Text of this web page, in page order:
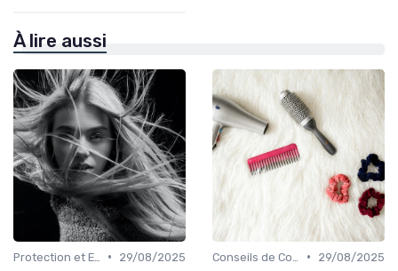
À lire aussi
•
29/08/2025
•
29/08/2025